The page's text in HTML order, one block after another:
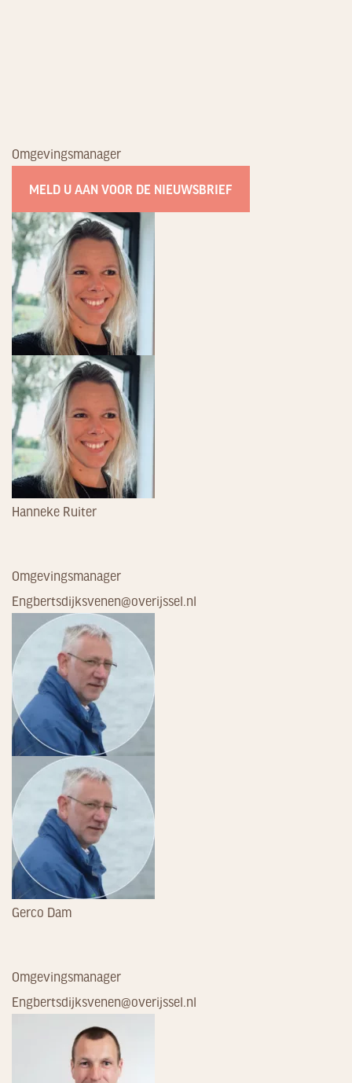
Omgevingsmanager
MELD U AAN VOOR DE NIEUWSBRIEF
Hanneke Ruiter
Omgevingsmanager
Engbertsdijksvenen@overijssel.nl
Gerco Dam
Omgevingsmanager
Engbertsdijksvenen@overijssel.nl